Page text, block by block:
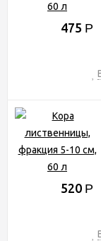
475 Р
520 Р